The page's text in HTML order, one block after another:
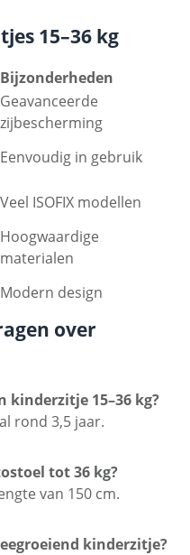
15–36 kg
Bijzonderheden
Geavanceerde
zijbescherming
Eenvoudig in gebruik
Veel ISOFIX modellen
Hoogwaardige
materialen
Modern design
over
kinderzitje 15–36 kg?
rond 3,5 jaar.
tot 36 kg?
van 150 cm.
kinderzitje?